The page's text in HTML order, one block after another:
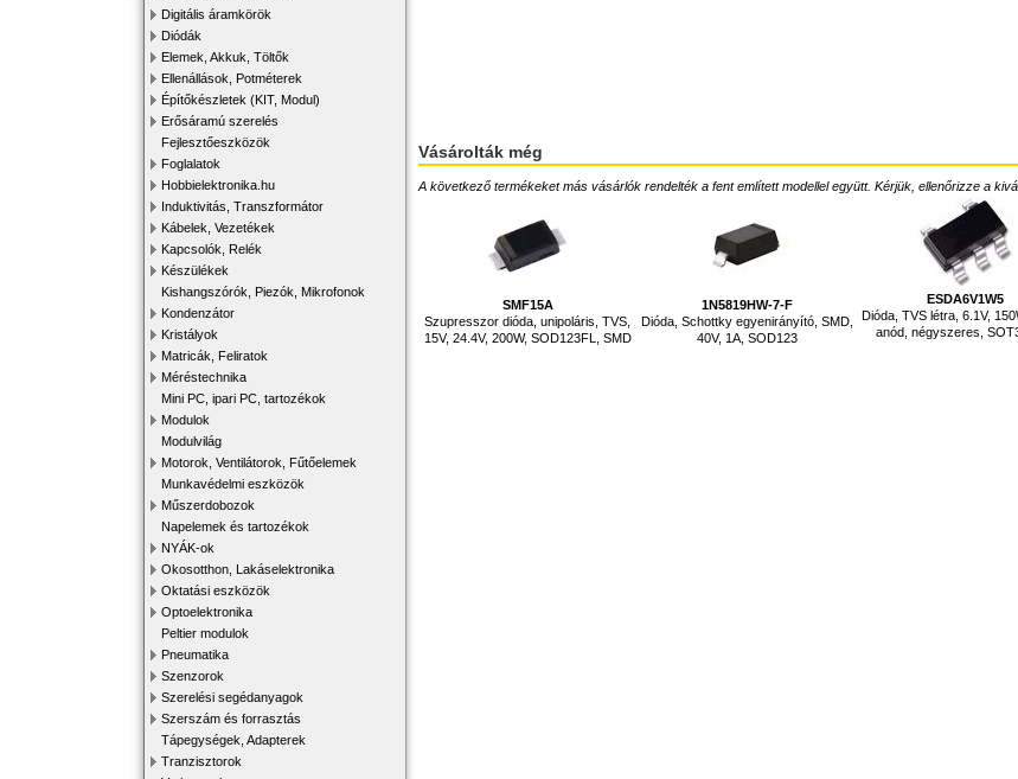
Digitális áramkörök
Diódák
Elemek, Akkuk, Töltők
Ellenállások, Potméterek
Építőkészletek (KIT, Modul)
Erősáramú szerelés
Fejlesztőeszközök
Foglalatok
Hobbielektronika.hu
Induktivitás, Transzformátor
Kábelek, Vezetékek
Kapcsolók, Relék
Készülékek
Kishangszórók, Piezók, Mikrofonok
Kondenzátor
Kristályok
Matricák, Feliratok
Méréstechnika
Mini PC, ipari PC, tartozékok
Modulok
Modulvilág
Motorok, Ventilátorok, Fűtőelemek
Munkavédelmi eszközök
Műszerdobozok
Napelemek és tartozékok
NYÁK-ok
Okosotthon, Lakáselektronika
Oktatási eszközök
Optoelektronika
Peltier modulok
Pneumatika
Szenzorok
Szerelési segédanyagok
Szerszám és forrasztás
Tápegységek, Adapterek
Tranzisztorok
Vásárolták még
A következő termékeket más vásárlók rendelték a fent említett modellel együtt. Kérjük, ellenőrizze a
SMF15A
Szupresszor dióda, unipoláris, TVS,
15V, 24.4V, 200W, SOD123FL, SMD
1N5819HW-7-F
Dióda, Schottky egyenirányító, SMD,
40V, 1A, SOD123
ESDA6V1W5
Dióda, TVS létra, 6.1V,
anód, négyszeres,